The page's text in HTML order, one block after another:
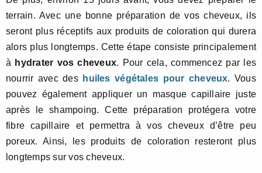
terrain. Avec une bonne préparation de vos cheveux, ils
seront plus réceptifs aux produits de coloration qui durera
alors plus longtemps. Cette étape consiste principalement
à hydrater vos cheveux. Pour cela, commencez par les
nourrir avec des huiles végétales pour cheveux. Vous
pouvez également appliquer un masque capillaire juste
après le shampoing. Cette préparation protégera votre
fibre capillaire et permettra à vos cheveux d’être peu
poreux. Ainsi, les produits de coloration resteront plus
longtemps sur vos cheveux.